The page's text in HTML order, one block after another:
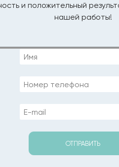
и положительный
нашей работы!